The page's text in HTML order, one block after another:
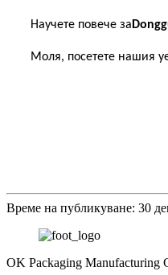
Научете повече за
Моля, посетете нашия
Време на публикуване: 30
OK Packaging Manufacturing